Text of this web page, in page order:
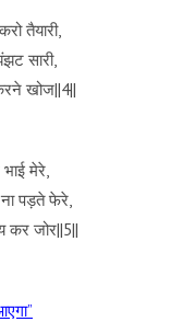
तैयारी,
सारी,
खोज||4||
भाई मेरे,
पड़ते फेरे,
कर जोर||5||